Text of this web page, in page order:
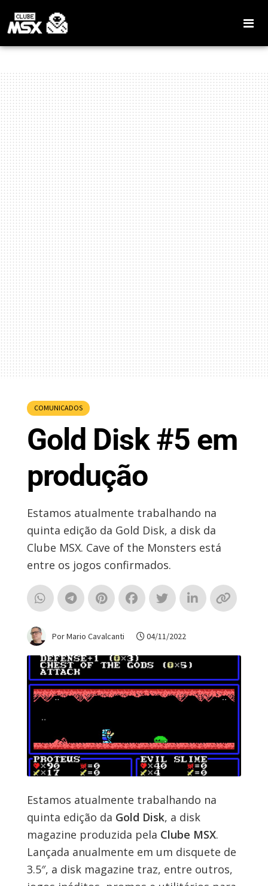
COMUNICADOS
Gold Disk #5 em
produção
Estamos atualmente trabalhando na
quinta edição da Gold Disk, a disk da
Clube MSX. Cave of the Monsters está
entre os jogos confirmados.
Por Mario Cavalcanti 04/11/2022
Estamos atualmente trabalhando na
quinta edição da Gold Disk, a disk
magazine produzida pela Clube MSX.
Lançada anualmente em um disquete de
3.5″, a disk magazine traz, entre outros,